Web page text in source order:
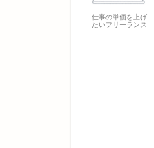
仕事の単価を上げ
たいフリーランス